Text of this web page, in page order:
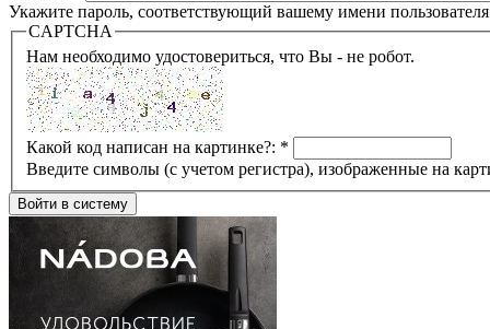
Укажите пароль, соответствующий вашему имени
CAPTCHA
Нам необходимо удостовериться, что Вы - не робот.
Какой код написан на картинке?: *
Введите символы (с учетом регистра), изображенные на